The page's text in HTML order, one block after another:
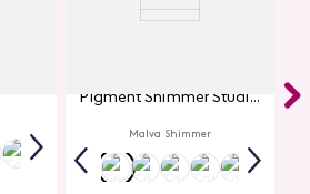
Pigment Shimmer Studio
Malva Shimmer